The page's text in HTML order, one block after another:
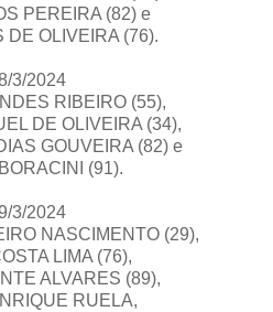
PEREIRA (82) e
DE OLIVEIRA (76).
3/2024
RIBEIRO (55),
DE OLIVEIRA (34),
GOUVEIRA (82) e
(91).
3/2024
NASCIMENTO (29),
LIMA (76),
ALVARES (89),
RUELA,